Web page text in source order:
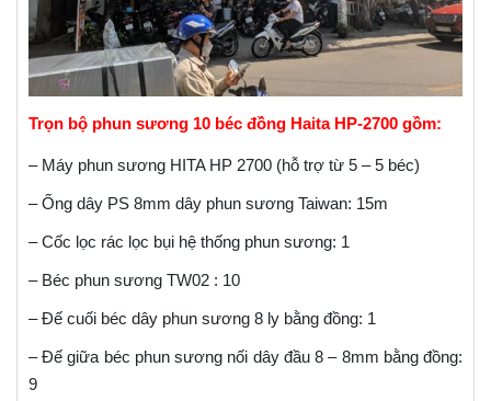
Trọn bộ phun sương 10 béc đồng Haita HP-2700 gồm:
– Máy phun sương HITA HP 2700 (hỗ trợ từ 5 – 5 béc)
– Ống dây PS 8mm dây phun sương Taiwan: 15m
– Cốc lọc rác lọc bụi hệ thống phun sương: 1
– Béc phun sương TW02 : 10
– Đế cuối béc dây phun sương 8 ly bằng đồng: 1
– Đế giữa béc phun sương nối dây đầu 8 – 8mm bằng đồng:
9